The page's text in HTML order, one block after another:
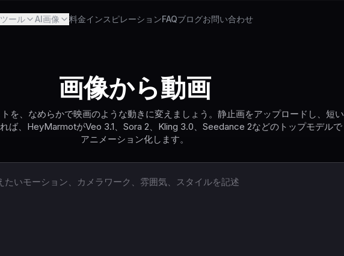
ール AI画像 料金インスピレーションFAQブログお問い合わせ
画像から動画
を、なめらかで映画のような動きに変えましょう。静止画をアップロードし、短い
ば、HeyMarmotがVeo 3.1、Sora 2、Kling 3.0、Seedance 2などのトップモデルで
アニメーション化します。